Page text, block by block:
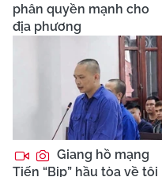
phân quyền mạnh cho
địa phương
Giang hồ mạng
Tiến “Bịp” hầu tòa về tội